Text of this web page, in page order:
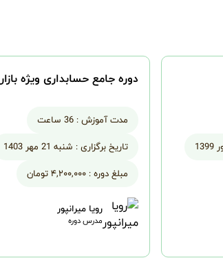
دوره جامع حسابداری ویژه
مدت آموزش :36 ساعت
تاریخ برگزاری : شنبه 21 مهر 1403
مبلغ دوره : ۴,۲۰۰,۰۰۰ تومان
رویا میرانپور
مدرس دوره